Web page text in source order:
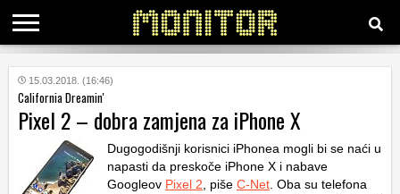
KATEGORIJE
HRVATSKI
WEB
15.03.2018. (16:46)
California Dreamin'
Pixel 2 – dobra zamjena za iPhone X
Dugogodišnji korisnici iPhonea mogli bi se naći u
napasti da preskoče iPhone X i nabave
Googleov Pixel 2 , piše C-Net . Oba su telefona